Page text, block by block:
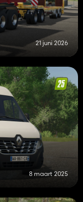
21 juni 2026
8 maart 2025